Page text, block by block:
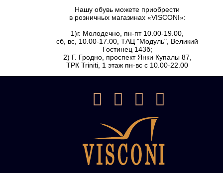
Нашу обувь можете приобрести
в розничных магазинах «VISCONI»:
1)г. Молодечно, пн-пт 10.00-19.00,
сб, вс, 10.00-17.00, ТАЦ "Модуль", Великий
Гостинец 143б;
2) Г. Гродно, проспект Янки Купалы 87,
ТРК Triniti, 1 этаж пн-вс с 10.00-22.00